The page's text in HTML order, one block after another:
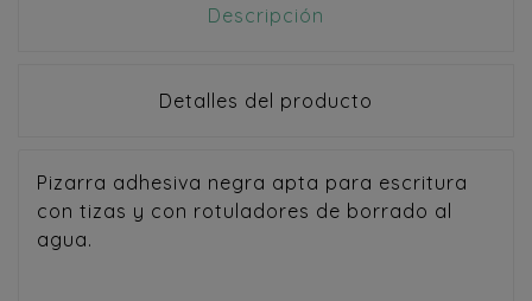
Descripción
Detalles del producto
Pizarra adhesiva negra apta para escritura
con tizas y con rotuladores de borrado al
agua.